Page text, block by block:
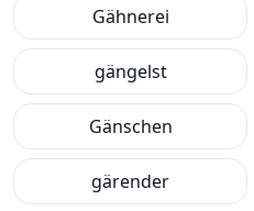
Gähnerei
gängelst
Gänschen
gärender